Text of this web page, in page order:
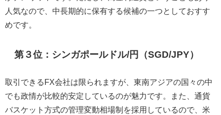
人気なので、中長期的に保有する候補の一つとしておすす
めです。
第３位：シンガポールドル/円（SGD/JPY）
取引できるFX会社は限られますが、東南アジアの国々の中
でも政情が比較的安定しているのが魅力です。また、通貨
バスケット方式の管理変動相場制を採用しているので、米